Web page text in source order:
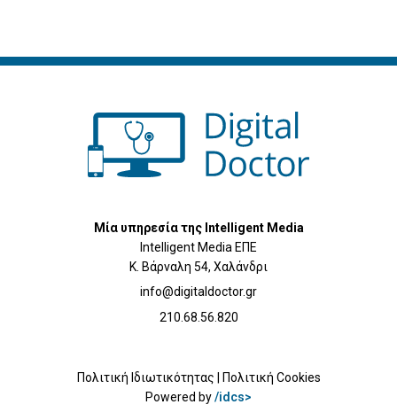
Μία υπηρεσία της Intelligent Media
Intelligent Media ΕΠΕ
Κ. Βάρναλη 54, Χαλάνδρι
info@digitaldoctor.gr
210.68.56.820
Πολιτική Ιδιωτικότητας | Πολιτική Cookies
Powered by/idcs>